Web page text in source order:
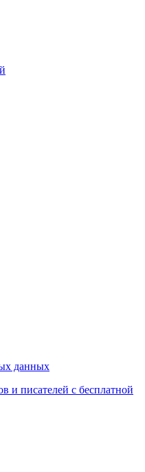
данных
и писателей с бесплатной